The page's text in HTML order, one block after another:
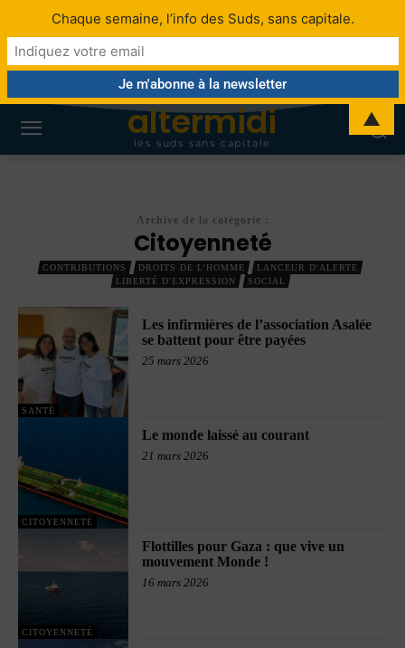
altermidi
les suds sans capitale
Archive de la catégorie :
Citoyenneté
CONTRIBUTIONS DROITS DE L'HOMME
LANCEUR D'ALERTE
LIBERTÉ D'EXPRESSION
SOCIAL
SANTÉ
Les infirmières de l’association Asalée
se battent pour être payées
25 mars 2026
CITOYENNETÉ
Le monde laissé au courant
21 mars 2026
CITOYENNETÉ
Flottilles pour Gaza : que vive un
mouvement Monde !
16 mars 2026
Chaque semaine, l’info des Suds, sans capitale.
▲